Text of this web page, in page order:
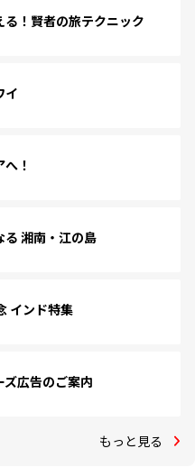
！賢者の旅テクニック
イ
！
湘南・江の島
インド特集
ズ広告のご案内
もっと見る